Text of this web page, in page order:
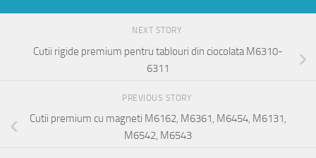
NEXT STORY
Cutii rigide premium pentru tablouri din ciocolata M6310-
6311
PREVIOUS STORY
Cutii premium cu magneti M6162, M6361, M6454, M6131,
M6542, M6543